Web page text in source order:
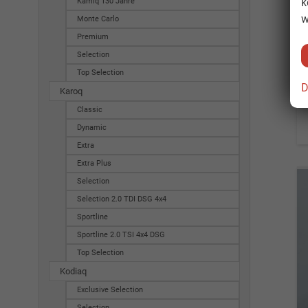
Monte Carlo
Premium
Selection
Top Selection
Karoq
Classic
Dynamic
Extra
Extra Plus
Selection
Selection 2.0 TDI DSG 4x4
Sportline
Sportline 2.0 TSI 4x4 DSG
Top Selection
Kodiaq
Exclusive Selection